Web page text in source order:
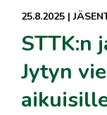
25.8.2025 |
STTK:n
Jytyn